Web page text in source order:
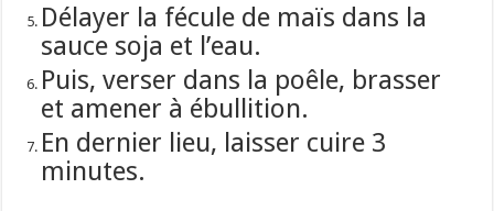
Délayer la fécule de maïs dans la
sauce soja et l’eau.
Puis, verser dans la poêle, brasser
et amener à ébullition.
En dernier lieu, laisser cuire 3
minutes.